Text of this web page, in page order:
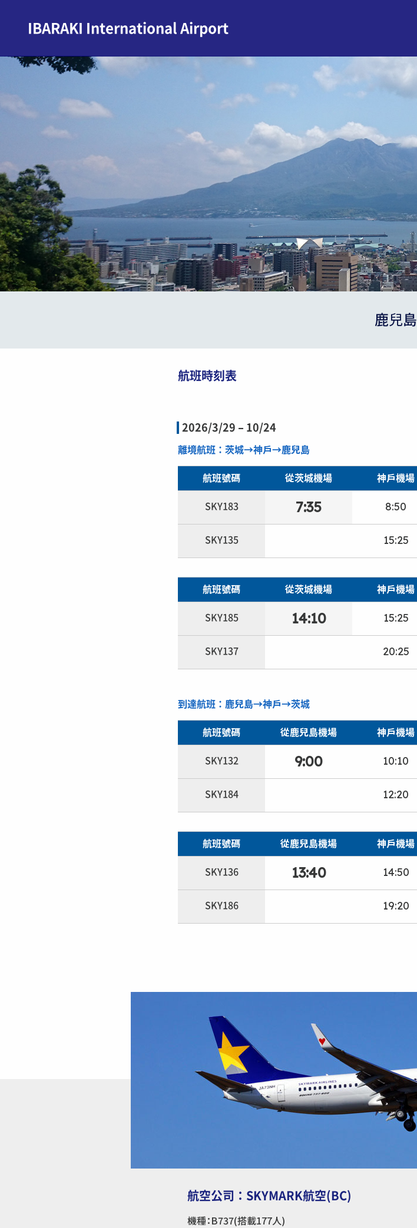
IBARAKI International Airport
鹿兒島
航班時刻表
2026/3/29 – 10/24
離境航班：茨城→神戶→鹿兒島
航班號碼 從茨城機場 神戶機場
SKY183 7:35 8:50
SKY135 15:25
航班號碼 從茨城機場 神戶機場
SKY185 14:10 15:25
SKY137 20:25
到達航班：鹿兒島→神戶→茨城
航班號碼 從鹿兒島機場 神戶機場
SKY132 9:00 10:10
SKY184 12:20
航班號碼 從鹿兒島機場 神戶機場
SKY136 13:40 14:50
SKY186 19:20
航空公司：SKYMARK航空(BC)
機種：B737(搭載177人)